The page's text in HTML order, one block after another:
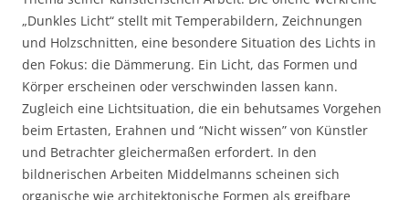
„Dunkles Licht“ stellt mit Temperabildern, Zeichnungen
und Holzschnitten, eine besondere Situation des Lichts in
den Fokus: die Dämmerung. Ein Licht, das Formen und
Körper erscheinen oder verschwinden lassen kann.
Zugleich eine Lichtsituation, die ein behutsames Vorgehen
beim Ertasten, Erahnen und “Nicht wissen” von Künstler
und Betrachter gleichermaßen erfordert. In den
bildnerischen Arbeiten Middelmanns scheinen sich
organische wie architektonische Formen als greifbare